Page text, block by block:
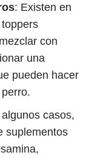
: Existen en
con
una
pueden hacer
casos,
suplementos